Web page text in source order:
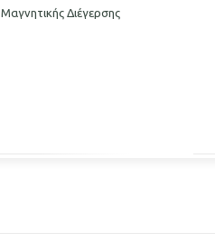
Μαγνητικής Διέγερσης